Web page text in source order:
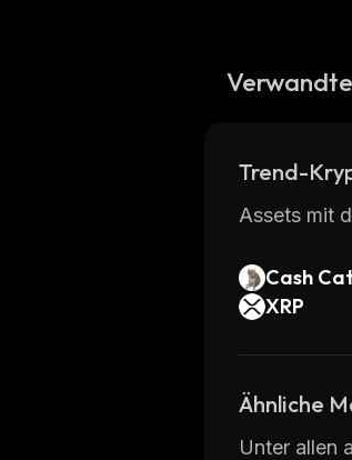
Trend-
Assets mit
Cash
XRP
Ähnliche
Unter allen